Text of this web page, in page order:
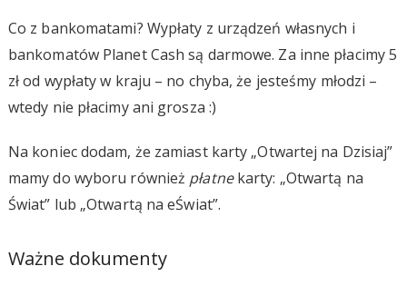
Co z bankomatami? Wypłaty z urządzeń własnych i
bankomatów Planet Cash są darmowe. Za inne płacimy 5
zł od wypłaty w kraju – no chyba, że jesteśmy młodzi –
wtedy nie płacimy ani grosza :)
Na koniec dodam, że zamiast karty „Otwartej na Dzisiaj”
mamy do wyboru również płatnekarty: „Otwartą na
Świat” lub „Otwartą na eŚwiat”.
Ważne dokumenty